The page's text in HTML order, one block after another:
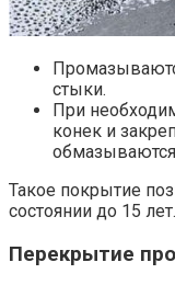
стыки.
При
конек и
Такое покрытие
состоянии до 15 лет.
Перекрытие